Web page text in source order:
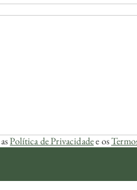
Política de Privacidadee os